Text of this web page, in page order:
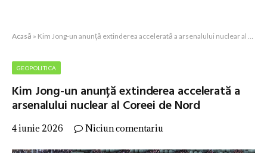
Acasă » Kim Jong-un anunță extinderea accelerată a arsenalului nuclear al Coreei de Nord
GEOPOLITICA
Kim Jong-un anunță extinderea accelerată a
arsenalului nuclear al Coreei de Nord
4 iunie 2026 Niciun comentariu